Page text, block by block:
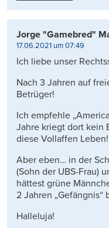
Jorge "Gamebred"
17.06.2021 um 07:49
Ich liebe unser
Nach 3 Jahren auf
Betrüger!
Ich empfehle
Jahre kriegt dort kein
diese Vollaffen Leben!
Aber eben… in der
(Sohn der UBS-Frau)
hättest grüne
2 Jahren „Gefängnis“
Halleluja!